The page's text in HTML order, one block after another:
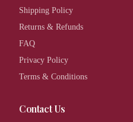
Shipping Policy
Returns & Refunds
FAQ
Privacy Policy
Terms & Conditions
Contact Us